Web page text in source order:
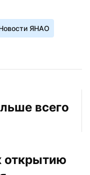
ЯНАО
всего
открытию